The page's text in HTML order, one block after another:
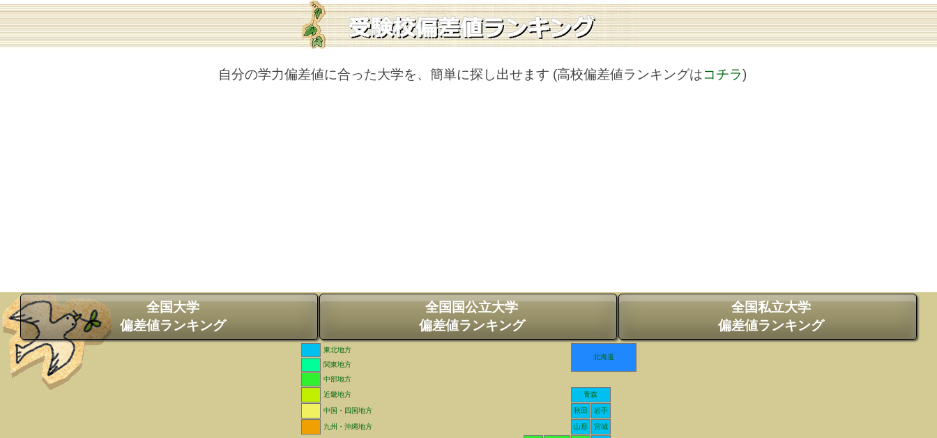
自分の学力偏差値に合った大学を、簡単に探し出せます (高校偏差値ランキングはコチラ)
全国大学
偏差値ランキング
全国国公立大学
偏差値ランキング
全国私立大学
偏差値ランキング
東北地方
北海道
関東地方
中部地方
近畿地方
青森
中国・四国地方 秋田 岩手
九州・沖縄地方 山形 宮城